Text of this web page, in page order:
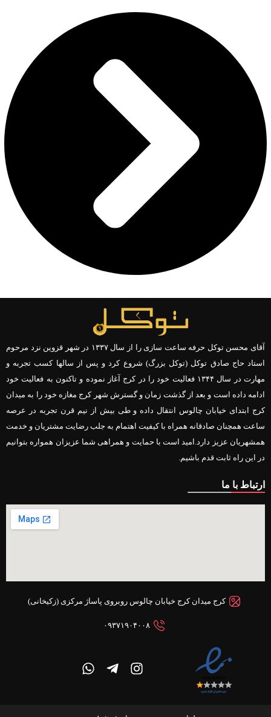
آقای محسن توکل حرفه ساعت سازی را از سال ۱۳۳۷ در شهر قزوین نزد مرحوم
استاد حاج صادق توکل (توکل بزرگ) شروع کرد و پس از سالها کسب تجربه و
مهارت در سال ۱۳۴۴ فعالیت خود را در کرج آغاز نموده و تاکنون به فعالیت خود
ادامه داده است و بعد از گذشت زمان و گسترش شهر کرج مغازه خود را به میدان
کرج ابتدای خیابان چالوس انتقال داده و طی بیش از نیم قرن تجربه در عرصه
ساعت همچنان صادقانه همراه با کیفیت اهتمام به جلب رضایت مشتریان و خدمت
همشهریان عزیز دارد.امید است با حمایت و همراهی شما عزیزان همواره بتوانیم
در این راه ثابت قدم باشیم.
ارتباط با ما
کرج میدان کرج خیابان چالوس روبروی پاساژ مرکزی (زکیخانی)
۰۹۳۷۱۹۰۴۰۰۸